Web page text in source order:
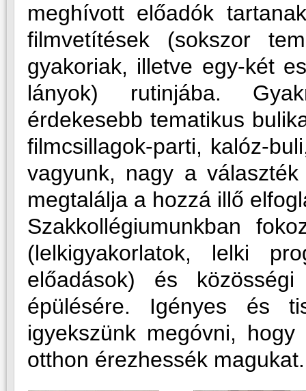
meghívott előadók
filmvetítések (sokszor
gyakoriak, illetve egy-két
lányok) rutinjába.
érdekesebb tematikus
filmcsillagok-parti, kalóz-
vagyunk, nagy a
megtalálja a hozzá illő
Szakkollégiumunkban
(lelkigyakorlatok, lelki
előadások) és
épülésére. Igényes és
igyekszünk megóvni,
otthon érezhessék magukat.